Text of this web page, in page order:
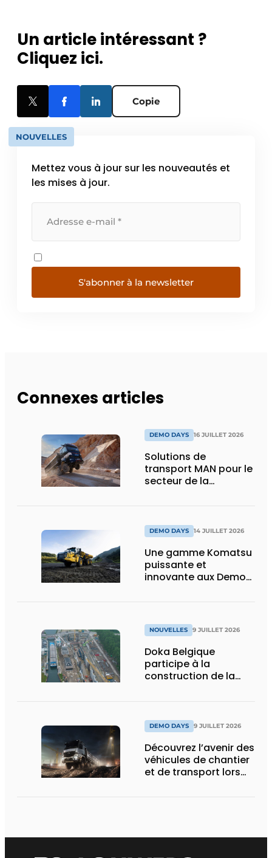
Un article intéressant ?
Cliquez ici.
Copie
NOUVELLES
Mettez vous à jour sur les nouveautés et
les mises à jour.
S'abonner à la newsletter
Connexes articles
DEMO DAYS 16 JUILLET 2026
Solutions de
transport MAN pour le
secteur de la
DEMO DAYS 14 JUILLET 2026
Une gamme Komatsu
puissante et
innovante aux Demo
NOUVELLES 9 JUILLET 2026
Doka Belgique
participe à la
construction de la
DEMO DAYS 9 JUILLET 2026
Découvrez l’avenir des
véhicules de chantier
et de transport lors